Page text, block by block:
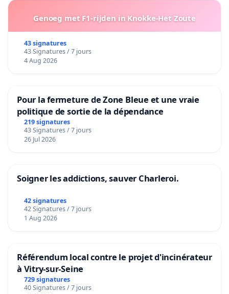
Genoeg met F1-rijden in Knokke-Het Zoute
43 signatures
43 Signatures / 7 jours
4 Aug 2026
Pour la fermeture de Zone Bleue et une vraie
politique de sortie de la dépendance
219 signatures
43 Signatures / 7 jours
26 Jul 2026
Soigner les addictions, sauver Charleroi.
42 signatures
42 Signatures / 7 jours
1 Aug 2026
Référendum local contre le projet d'incinérateur
à Vitry-sur-Seine
729 signatures
40 Signatures / 7 jours